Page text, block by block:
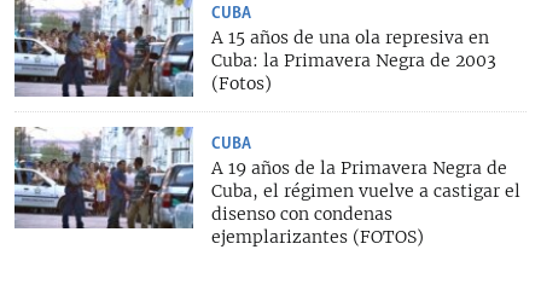
CUBA
A 15 años de una ola represiva en
Cuba: la Primavera Negra de 2003
(Fotos)
CUBA
A 19 años de la Primavera Negra de
Cuba, el régimen vuelve a castigar el
disenso con condenas
ejemplarizantes (FOTOS)